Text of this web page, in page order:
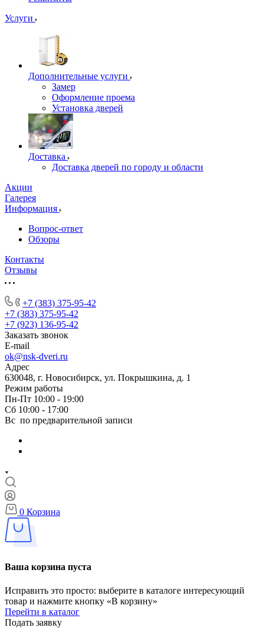
Услуги
Дополнительные услуги
Замер
Оформление проема
Установка дверей
Доставка
Доставка дверей по городу и области
Акции
Галерея
Информация
Вопрос-ответ
Обзоры
Контакты
Отзывы
+7 (383) 375-95-42
+7 (383) 375-95-42
+7 (923) 136-95-42
Заказать звонок
E-mail
ok@nsk-dveri.ru
Адрес
630048, г. Новосибирск, ул. Покрышкина, д. 1
Режим работы
Пн-Пт 10:00 - 19:00
Сб 10:00 - 17:00
Вс по предварительной записи
0 Корзина
Ваша корзина пуста
Исправить это просто: выберите в каталоге интересующий
товар и нажмите кнопку «В корзину»
Перейти в каталог
Подать заявку